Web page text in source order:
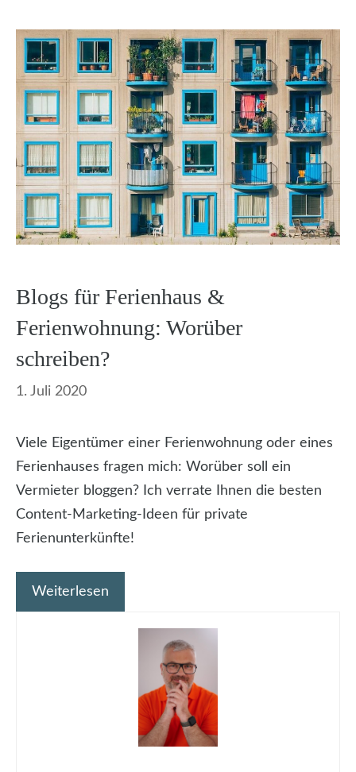
Blogs für Ferienhaus &
Ferienwohnung: Worüber
schreiben?
1. Juli 2020
Viele Eigentümer einer Ferienwohnung oder eines
Ferienhauses fragen mich: Worüber soll ein
Vermieter bloggen? Ich verrate Ihnen die besten
Content-Marketing-Ideen für private
Ferienunterkünfte!
Weiterlesen